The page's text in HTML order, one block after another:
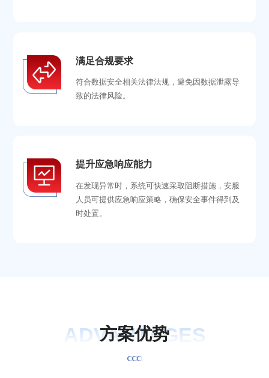
满足合规要求
符合数据安全相关法律法规，避免因数据泄露导
致的法律风险。
提升应急响应能力
在发现异常时，系统可快速采取阻断措施，安服
人员可提供应急响应策略，确保安全事件得到及
时处置。
ADVANTAGES
方案优势